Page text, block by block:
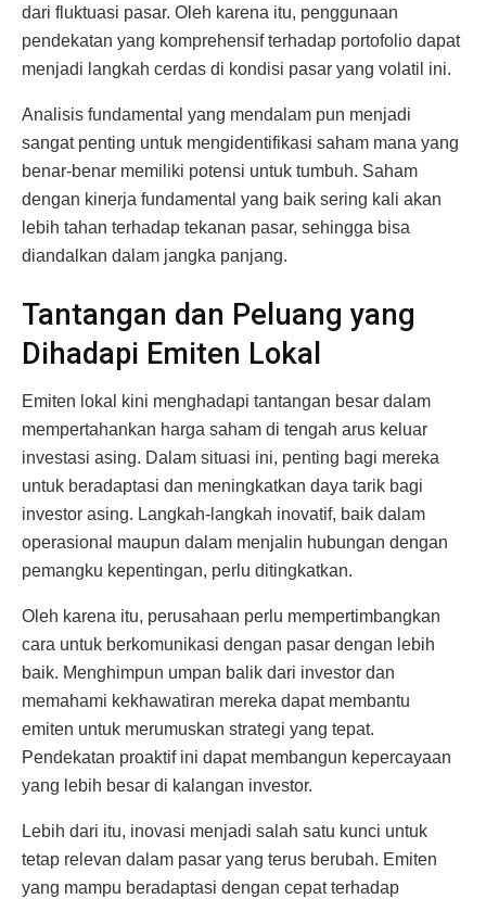
dari fluktuasi pasar. Oleh karena itu, penggunaan
pendekatan yang komprehensif terhadap portofolio dapat
menjadi langkah cerdas di kondisi pasar yang volatil ini.
Analisis fundamental yang mendalam pun menjadi
sangat penting untuk mengidentifikasi saham mana yang
benar-benar memiliki potensi untuk tumbuh. Saham
dengan kinerja fundamental yang baik sering kali akan
lebih tahan terhadap tekanan pasar, sehingga bisa
diandalkan dalam jangka panjang.
Tantangan dan Peluang yang
Dihadapi Emiten Lokal
Emiten lokal kini menghadapi tantangan besar dalam
mempertahankan harga saham di tengah arus keluar
investasi asing. Dalam situasi ini, penting bagi mereka
untuk beradaptasi dan meningkatkan daya tarik bagi
investor asing. Langkah-langkah inovatif, baik dalam
operasional maupun dalam menjalin hubungan dengan
pemangku kepentingan, perlu ditingkatkan.
Oleh karena itu, perusahaan perlu mempertimbangkan
cara untuk berkomunikasi dengan pasar dengan lebih
baik. Menghimpun umpan balik dari investor dan
memahami kekhawatiran mereka dapat membantu
emiten untuk merumuskan strategi yang tepat.
Pendekatan proaktif ini dapat membangun kepercayaan
yang lebih besar di kalangan investor.
Lebih dari itu, inovasi menjadi salah satu kunci untuk
tetap relevan dalam pasar yang terus berubah. Emiten
yang mampu beradaptasi dengan cepat terhadap